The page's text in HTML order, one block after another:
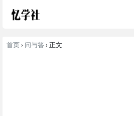
首页 › 问与答 › 正文